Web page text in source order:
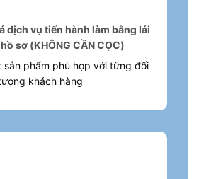
dịch vụ tiến hành làm bằng lái
sơ (KHÔNG CẦN CỌC)
sản phẩm phù hợp với từng đối
khách hàng